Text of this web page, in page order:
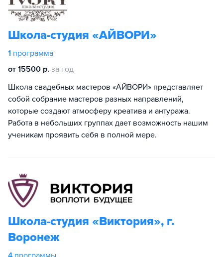
Школа-студия «АЙВОРИ»
1 программа
от 15500 р. за год
Школа свадебных мастеров «АЙВОРИ» представляет
собой собрание мастеров разных направлений,
которые создают атмосферу креатива и антуража.
Работа в небольших группах дает возможность нашим
ученикам проявить себя в полной мере.
Школа-студия «Виктория», г.
Воронеж